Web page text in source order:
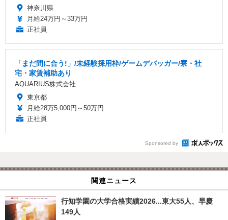
神奈川県
月給24万円～33万円
正社員
「まだ間に合う!」/未経験採用枠/ゲームデバッガー/寮・社
宅・家賃補助あり
AQUARIUS株式会社
東京都
月給28万5,000円～50万円
正社員
Sponsored by
関連ニュース
行知学園の大学合格実績2026...東大55人、早慶
149人